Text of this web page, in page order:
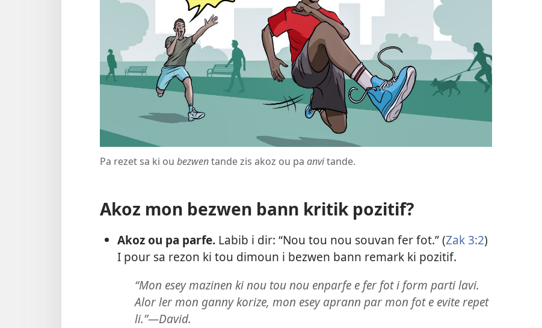
Pa rezet sa ki ou bezwentande zis akoz ou pa anvitande.
Akoz mon bezwen bann kritik pozitif?
Akoz ou pa parfe.Labib i dir: “Nou tou nou souvan fer fot.” (Zak 3:2)
I pour sa rezon ki tou dimoun i bezwen bann remark ki pozitif.
“Mon esey mazinen ki nou tou nou enparfe e fer fot i form parti lavi.
Alor ler mon ganny korize, mon esey aprann par mon fot e evite repet
li.”​—David.